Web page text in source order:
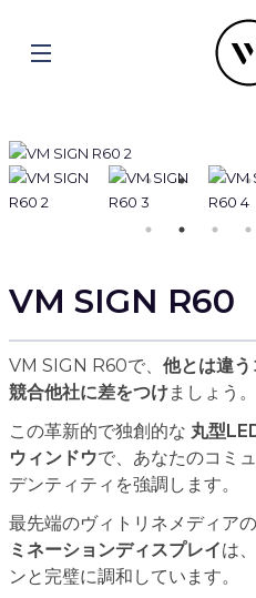
VM SIGN R60
VM SIGN R60で、 他とは違う
競合他社に差をつけましょう。
この革新的で独創的な 丸型
ウィンドウで、あなたのコミ
デンティティを強調します。
最先端のヴィトリネメディア
ミネーションディスプレイは
ンと完璧に調和しています。